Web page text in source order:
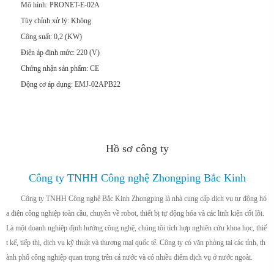
Mô hình: PRONET-E-02A
Tùy chỉnh xử lý: Không
Công suất: 0,2 (KW)
Điện áp định mức: 220 (V)
Chứng nhận sản phẩm: CE
Động cơ áp dụng: EMJ-02APB22
Hồ sơ công ty
Công ty TNHH Công nghệ Zhongping Bắc Kinh
Công ty TNHH Công nghệ Bắc Kinh Zhongping là nhà cung cấp dịch vụ tự động hó
a điện công nghiệp toàn cầu, chuyên về robot, thiết bị tự động hóa và các linh kiện cốt lõi.
Là một doanh nghiệp định hướng công nghệ, chúng tôi tích hợp nghiên cứu khoa học, thiế
t kế, tiếp thị, dịch vụ kỹ thuật và thương mại quốc tế. Công ty có văn phòng tại các tỉnh, th
ành phố công nghiệp quan trọng trên cả nước và có nhiều điểm dịch vụ ở nước ngoài.